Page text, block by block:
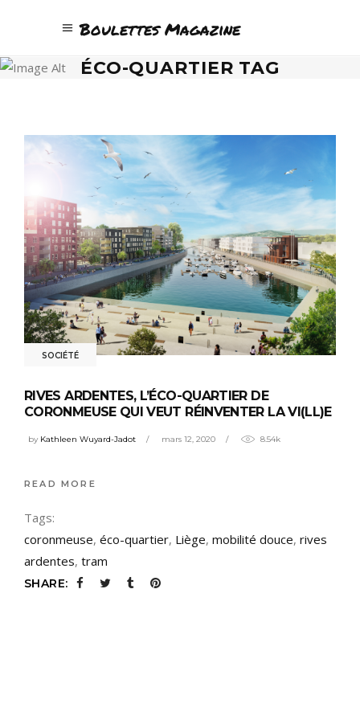
Boulettes Magazine
ÉCO-QUARTIER TAG
SOCIÉTÉ
RIVES ARDENTES, L’ÉCO-QUARTIER DE
CORONMEUSE QUI VEUT RÉINVENTER LA VI(LL)E
by Kathleen Wuyard-Jadot mars 12, 2020 8.54k
READ MORE
Tags:
coronmeuse, éco-quartier, Liège, mobilité douce, rives
ardentes, tram
SHARE: